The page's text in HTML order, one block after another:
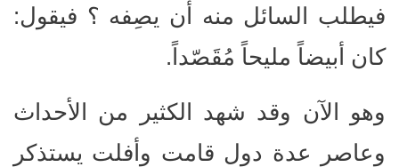
فيطلب السائل منه أن يصِفه ؟ فيقول:
كان أبيضاً مليحاً مُقَصّداً.
وهو الآن وقد شهد الكثير من الأحداث
وعاصر عدة دول قامت وأفلت يستذكر